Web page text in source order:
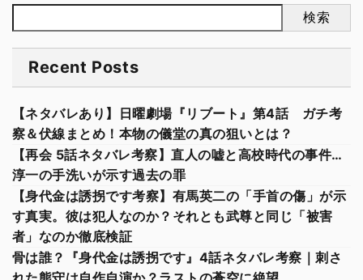
検索
Recent Posts
【ネタバレあり】日曜劇場『リブート』第4話 ガチ考
察＆伏線まとめ！本物の儀堂の真の狙いとは？
【再会 5話ネタバレ考察】直人の嘘と高校時代の事件…
淳一の手洗いが示す過去の罪
【身代金は誘拐です考察】有馬英二の「手首の傷」が示
す真実。彼は犯人なのか？それとも武尊と同じ「被害
者」なのか徹底検証
骨は誰？『身代金は誘拐です』4話ネタバレ考察｜刺さ